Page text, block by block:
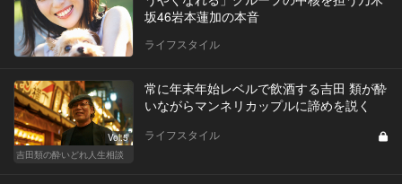
坂46岩本蓮加の本音
ライフスタイル
Vol.5
吉田類の酔いどれ人生相談
常に年末年始レベルで飲酒する吉田 類が酔
いながらマンネリカップルに諦めを説く
ライフスタイル